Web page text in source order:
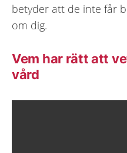
betyder att de inte får
om dig.
Vem har rätt att
vård